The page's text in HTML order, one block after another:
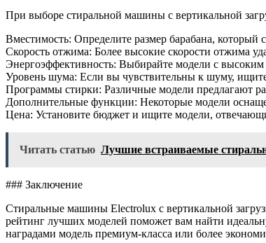
При выборе стиральной машины с вертикальной
Вместимость: Определите размер барабана, который
Скорость отжима: Более высокие скорости отжима
Энергоэффективность: Выбирайте модели с высоким
Уровень шума: Если вы чувствительны к шуму,
Программы стирки: Различные модели предлагают
Дополнительные функции: Некоторые модели
Цена: Установите бюджет и ищите модели,
Читать статью Лучшие встраиваемые
### Заключение
Стиральные машины Electrolux с вертикальной
рейтинг лучших моделей поможет вам найти
наградами модель премиум-класса или более